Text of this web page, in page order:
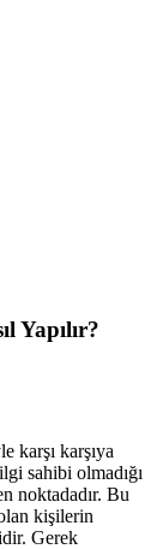
Yapılır?
karşı karşıya
sahibi olmadığı
noktadadır. Bu
kişilerin
Gerek